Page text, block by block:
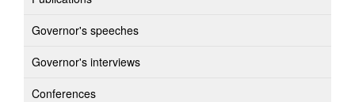
Governor's speeches
Governor's interviews
Conferences